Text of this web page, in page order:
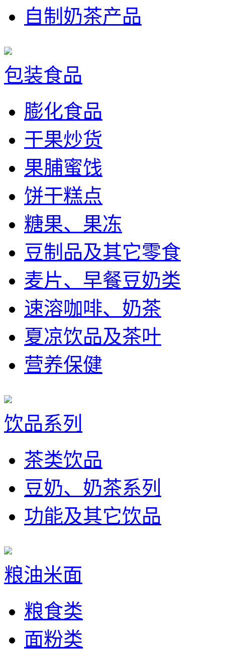
自制奶茶产品
包装食品
膨化食品
干果炒货
果脯蜜饯
饼干糕点
糖果、果冻
豆制品及其它零食
麦片、早餐豆奶类
速溶咖啡、奶茶
夏凉饮品及茶叶
营养保健
饮品系列
茶类饮品
豆奶、奶茶系列
功能及其它饮品
粮油米面
粮食类
面粉类